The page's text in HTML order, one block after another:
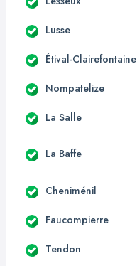
Lusse
Étival-Clairefontaine
Nompatelize
La Salle
La Baffe
Cheniménil
Faucompierre
Tendon